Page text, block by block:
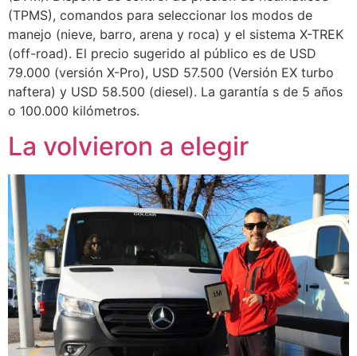
(TPMS), comandos para seleccionar los modos de
manejo (nieve, barro, arena y roca) y el sistema X-TREK
(off-road). El precio sugerido al público es de USD
79.000 (versión X-Pro), USD 57.500 (Versión EX turbo
naftera) y USD 58.500 (diesel). La garantía s de 5 años
o 100.000 kilómetros.
La volvieron a elegir